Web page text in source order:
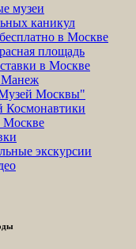
музеи
каникул
в Москве
площадь
в Москве
Москвы"
Космонавтики
Москве
экскурсии